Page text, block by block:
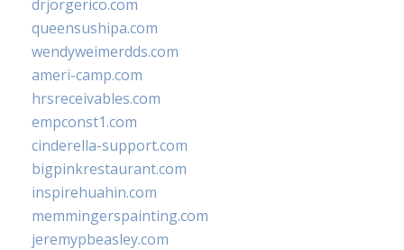
drjorgerico.com
queensushipa.com
wendyweimerdds.com
ameri-camp.com
hrsreceivables.com
empconst1.com
cinderella-support.com
bigpinkrestaurant.com
inspirehuahin.com
memmingerspainting.com
jeremypbeasley.com